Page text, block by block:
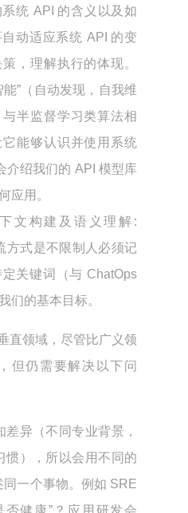
统 API 的含义以及如
动适应系统 API 的变
，理解执行的体现。
”（自动发现，自我维
半监督学习类算法相
能够认识并使用系统
介绍我们的 API 模型库
应用。
文构建及语义理解:
方式是不限制人必须记
关键词（与 ChatOps
们的基本目标。
直领域，尽管比广义领
但仍需要解决以下问
异（不同专业背景，
惯），所以会用不同的
一个事物。例如 SRE
否健康”？应用研发会